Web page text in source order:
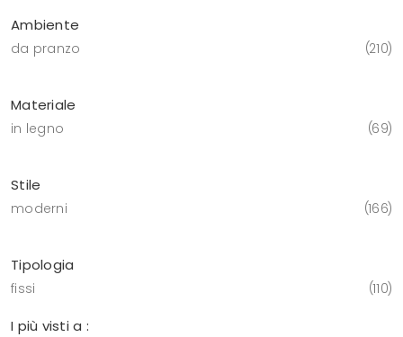
Ambiente
da pranzo 210
Materiale
in legno 69
Stile
moderni 166
Tipologia
fissi 110
I più visti a :